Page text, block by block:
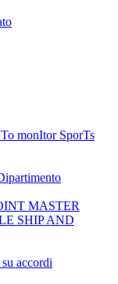
monItor SporTs
MASTER
SHIP AND
accordi